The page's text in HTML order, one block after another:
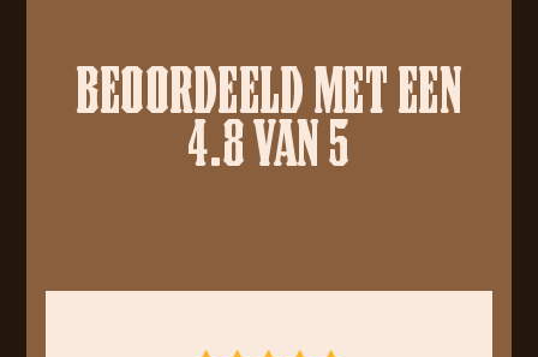
BEOORDEELD MET EEN
4.8 VAN 5